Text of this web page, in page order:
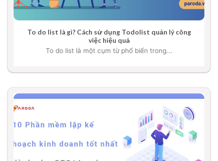
To do list là gì? Cách sử dụng Todolist quản lý công
việc hiệu quả
To do list là một cụm từ phổ biến trong...